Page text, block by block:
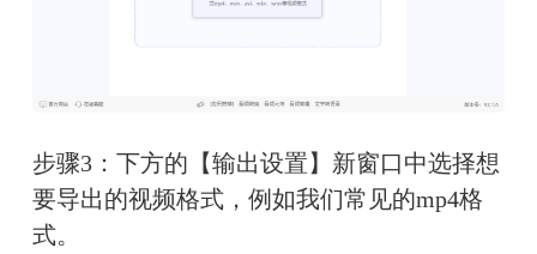
步骤3：下方的【输出设置】新窗口中选择想
要导出的视频格式，例如我们常见的mp4格
式。